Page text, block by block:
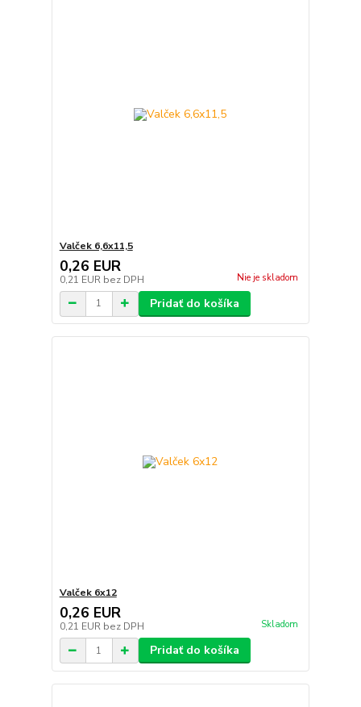
Valček 6,6x11,5
0,26 EUR
0,21 EUR bez DPH Nie je skladom
Pridať do košíka
Valček 6x12
0,26 EUR
0,21 EUR bez DPH Skladom
Pridať do košíka